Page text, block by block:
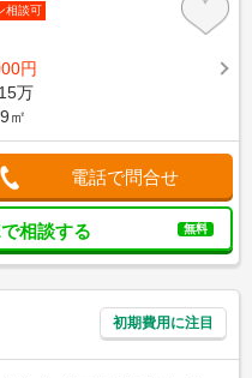
相談可
円
15万
㎡
電話で問合せ
相談する 無料
初期費用に注目